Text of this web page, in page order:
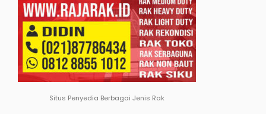
Situs Penyedia Berbagai Jenis Rak